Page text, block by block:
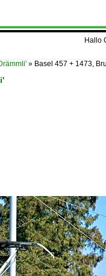
Hallo
» Basel 457 + 1473,